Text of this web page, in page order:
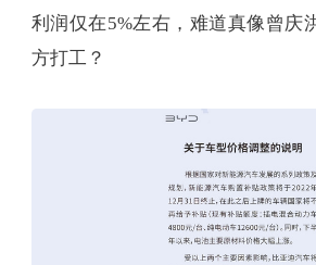
利润仅在5%左右，难道真像曾庆
方打工？